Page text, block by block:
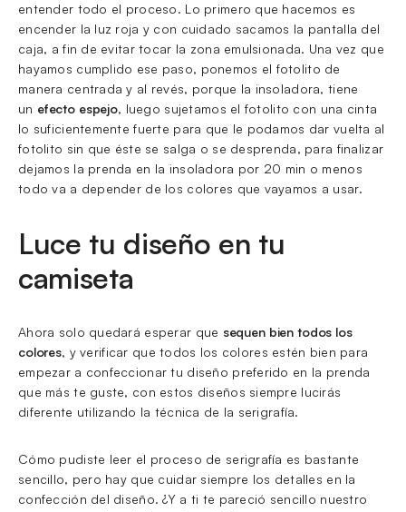
entender todo el proceso. Lo primero que hacemos es
encender la luz roja y con cuidado sacamos la pantalla del
caja, a fin de evitar tocar la zona emulsionada. Una vez que
hayamos cumplido ese paso, ponemos el fotolito de
manera centrada y al revés, porque la insoladora, tiene
un efecto espejo, luego sujetamos el fotolito con una cinta
lo suficientemente fuerte para que le podamos dar vuelta al
fotolito sin que éste se salga o se desprenda, para finalizar
dejamos la prenda en la insoladora por 20 min o menos
todo va a depender de los colores que vayamos a usar.
Luce tu diseño en tu
camiseta
Ahora solo quedará esperar que sequen bien todos los
colores, y verificar que todos los colores estén bien para
empezar a confeccionar tu diseño preferido en la prenda
que más te guste, con estos diseños siempre lucirás
diferente utilizando la técnica de la serigrafía.
Cómo pudiste leer el proceso de serigrafía es bastante
sencillo, pero hay que cuidar siempre los detalles en la
confección del diseño. ¿Y a ti te pareció sencillo nuestro